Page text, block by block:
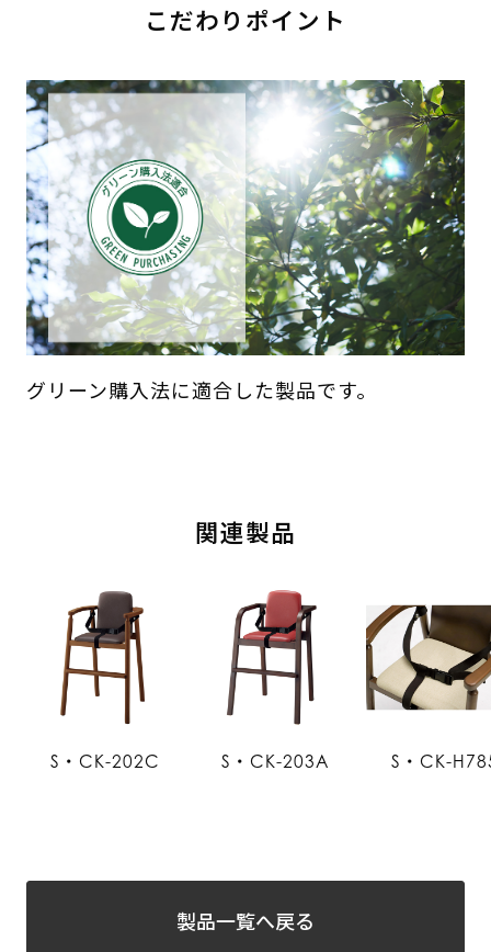
こだわりポイント
グリーン購入法に適合した製品です。
関連製品
S・CK-202C S・CK-203A S・CK-
製品一覧へ戻る